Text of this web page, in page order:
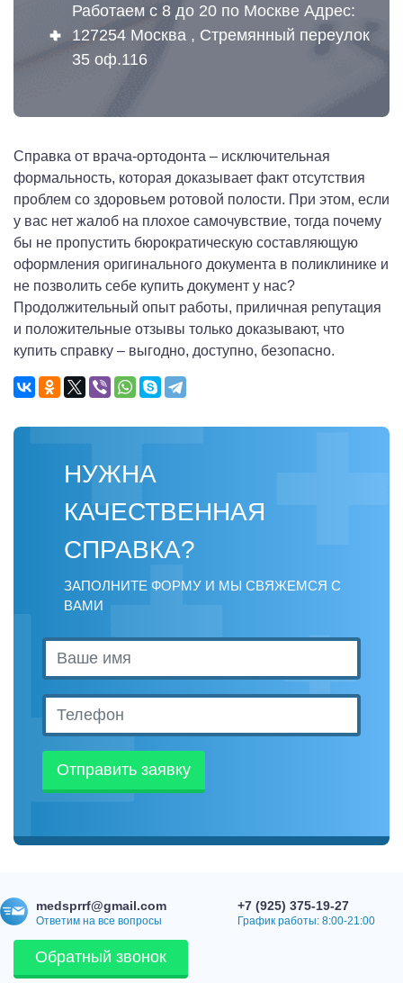
Работаем с 8 до 20 по Москве Адрес:
127254 Москва , Стремянный переулок
35 оф.116
Справка от врача-ортодонта – исключительная
формальность, которая доказывает факт отсутствия
проблем со здоровьем ротовой полости. При этом, если
у вас нет жалоб на плохое самочувствие, тогда почему
бы не пропустить бюрократическую составляющую
оформления оригинального документа в поликлинике и
не позволить себе купить документ у нас?
Продолжительный опыт работы, приличная репутация
и положительные отзывы только доказывают, что
купить справку – выгодно, доступно, безопасно.
НУЖНА
КАЧЕСТВЕННАЯ
СПРАВКА?
ЗАПОЛНИТЕ ФОРМУ И МЫ СВЯЖЕМСЯ С
ВАМИ
Отправить заявку
medsprrf@gmail.com
Ответим на все вопросы
+7 (925) 375-19-27
График работы: 8:00-21:00
Обратный звонок